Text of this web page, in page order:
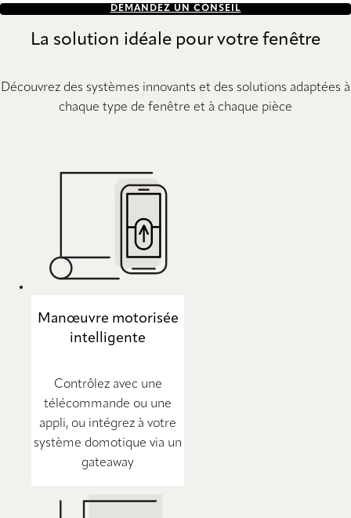
DEMANDEZ UN CONSEIL
La solution idéale pour votre fenêtre
Découvrez des systèmes innovants et des solutions adaptées à
chaque type de fenêtre et à chaque pièce
Manœuvre motorisée
intelligente
Contrôlez avec une
télécommande ou une
appli, ou intégrez à votre
système domotique via un
gateaway